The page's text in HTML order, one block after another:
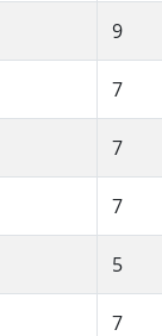
9
7
7
7
5
7